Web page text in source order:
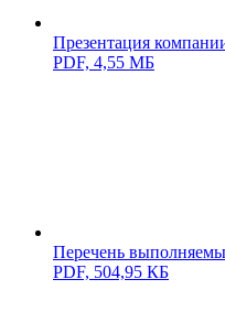
Презентация
PDF, 4,55 МБ
Перечень
PDF, 504,95 КБ